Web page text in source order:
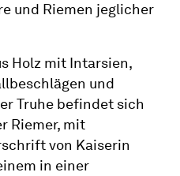
und Riemen jeglicher
Holz mit Intarsien,
und
Truhe befindet sich
Riemer, mit
von Kaiserin
in einer